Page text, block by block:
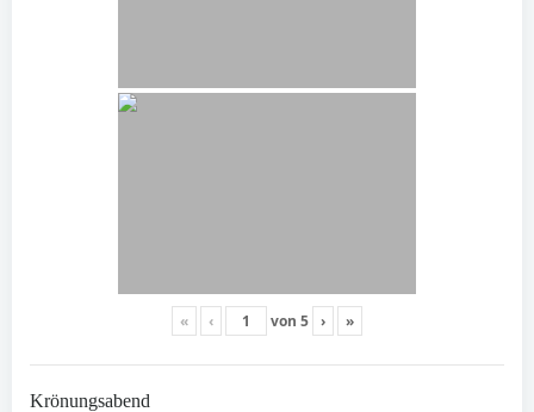
« ‹ von 5 › »
Krönungsabend